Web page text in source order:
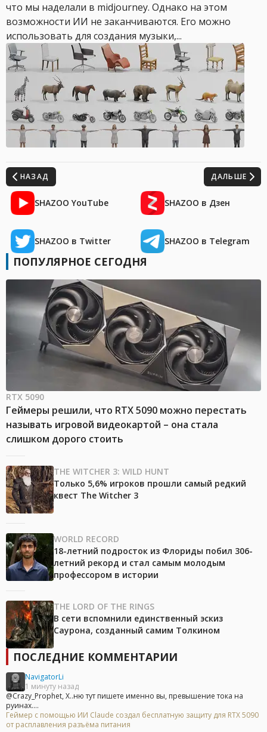
что мы наделали в midjourney. Однако на этом
возможности ИИ не заканчиваются. Его можно
использовать для создания музыки,...
НАЗАД ДАЛЬШЕ
SHAZOO YouTube SHAZOO в Дзен
SHAZOO в Twitter SHAZOO в Telegram
ПОПУЛЯРНОЕ СЕГОДНЯ
RTX 5090
Геймеры решили, что RTX 5090 можно перестать
называть игровой видеокартой – она стала
слишком дорого стоить
THE WITCHER 3: WILD HUNT
Только 5,6% игроков прошли самый редкий
квест The Witcher 3
WORLD RECORD
18-летний подросток из Флориды побил 306-
летний рекорд и стал самым молодым
профессором в истории
THE LORD OF THE RINGS
В сети вспомнили единственный эскиз
Саурона, созданный самим Толкином
ПОСЛЕДНИЕ КОММЕНТАРИИ
NavigatorLi
1 минуту назад
@Crazy_Prophet, Х..ню тут пишете именно вы, превышение тока на
руинах....
Геймер с помощью ИИ Claude создал бесплатную защиту для RTX 5090
от расплавления разъёма питания